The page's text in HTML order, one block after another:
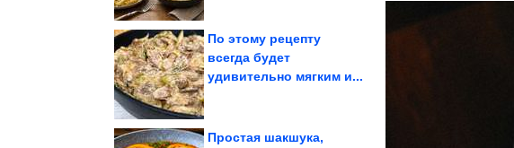
По этому рецепту
всегда будет
удивительно мягким и...
Простая шакшука,